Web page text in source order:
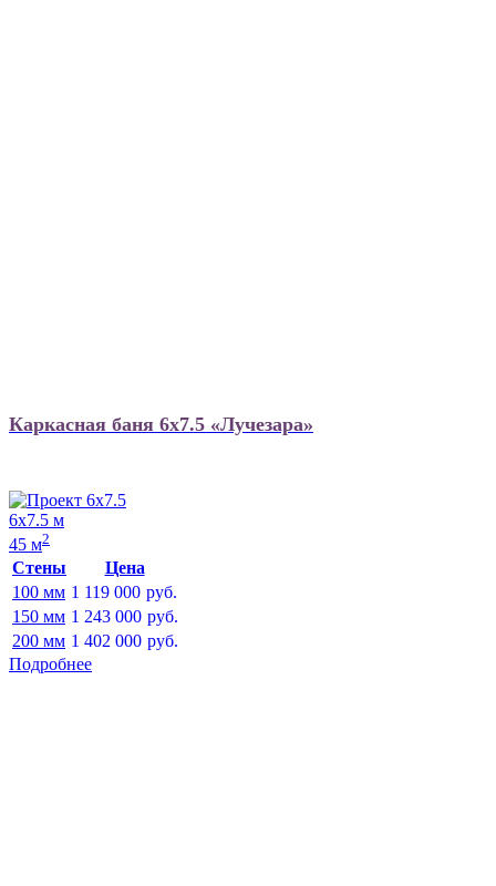
Каркасная баня 6х7.5 «Лучезара»
6х7.5 м
45 м2
Стены
Цена
100 мм 1 119 000 руб.
150 мм 1 243 000 руб.
200 мм 1 402 000 руб.
Подробнее